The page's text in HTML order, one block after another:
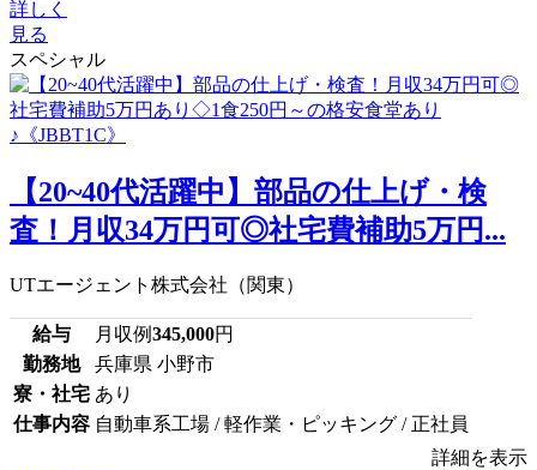
詳しく
見る
スペシャル
【20~40代活躍中】部品の仕上げ・検
査！月収34万円可◎社宅費補助5万円...
UTエージェント株式会社（関東）
給与 月収例345,000円
勤務地
兵庫県 小野市
寮・社宅 あり
仕事内容 自動車系工場 / 軽作業・ピッキング / 正社員
詳細を表示